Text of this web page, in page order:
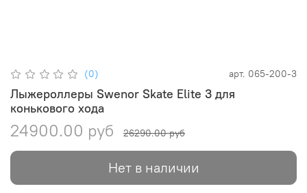
(0) арт. 065-200-3
Лыжероллеры Swenor Skate Elite 3 для
конькового хода
24900.00 руб 26290.00 руб
Нет в наличии